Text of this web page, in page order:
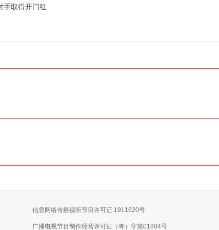
手取得开门红
信息网络传播视听节目许可证 1911620号
广播电视节目制作经营许可证（粤）字第01804号